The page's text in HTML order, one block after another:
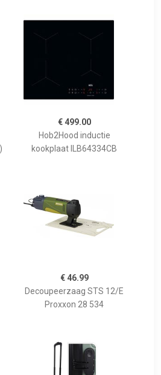
€ 499.00
Hob2Hood inductie
kookplaat ILB64334CB
€ 46.99
Decoupeerzaag STS 12/E
Proxxon 28 534